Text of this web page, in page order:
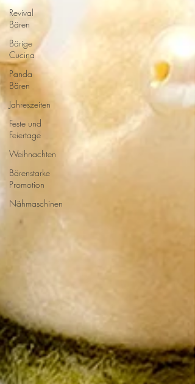
Revival
Bären
Bärige
Cucina
Panda
Bären
Jahreszeiten
Feste und
Feiertage
Weihnachten
Bärenstarke
Promotion
Nähmaschinen